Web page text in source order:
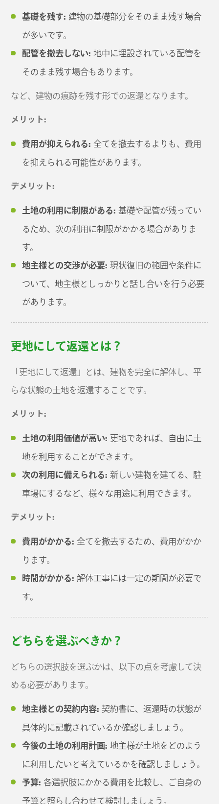
基礎を残す: 建物の基礎部分をそのまま残す場合
が多いです。
配管を撤去しない: 地中に埋設されている配管を
そのまま残す場合もあります。
など、建物の痕跡を残す形での返還となります。
メリット:
費用が抑えられる: 全てを撤去するよりも、費用
を抑えられる可能性があります。
デメリット:
土地の利用に制限がある: 基礎や配管が残ってい
るため、次の利用に制限がかかる場合がありま
す。
地主様との交渉が必要: 現状復旧の範囲や条件に
ついて、地主様としっかりと話し合いを行う必要
があります。
更地にして返還とは？
「更地にして返還」とは、建物を完全に解体し、平
らな状態の土地を返還することです。
メリット:
土地の利用価値が高い: 更地であれば、自由に土
地を利用することができます。
次の利用に備えられる: 新しい建物を建てる、駐
車場にするなど、様々な用途に利用できます。
デメリット:
費用がかかる: 全てを撤去するため、費用がかか
ります。
時間がかかる: 解体工事には一定の期間が必要で
す。
どちらを選ぶべきか？
どちらの選択肢を選ぶかは、以下の点を考慮して決
める必要があります。
地主様との契約内容: 契約書に、返還時の状態が
具体的に記載されているか確認しましょう。
今後の土地の利用計画: 地主様が土地をどのよう
に利用したいと考えているかを確認しましょう。
予算: 各選択肢にかかる費用を比較し、ご自身の
予算と照らし合わせて検討しましょう。